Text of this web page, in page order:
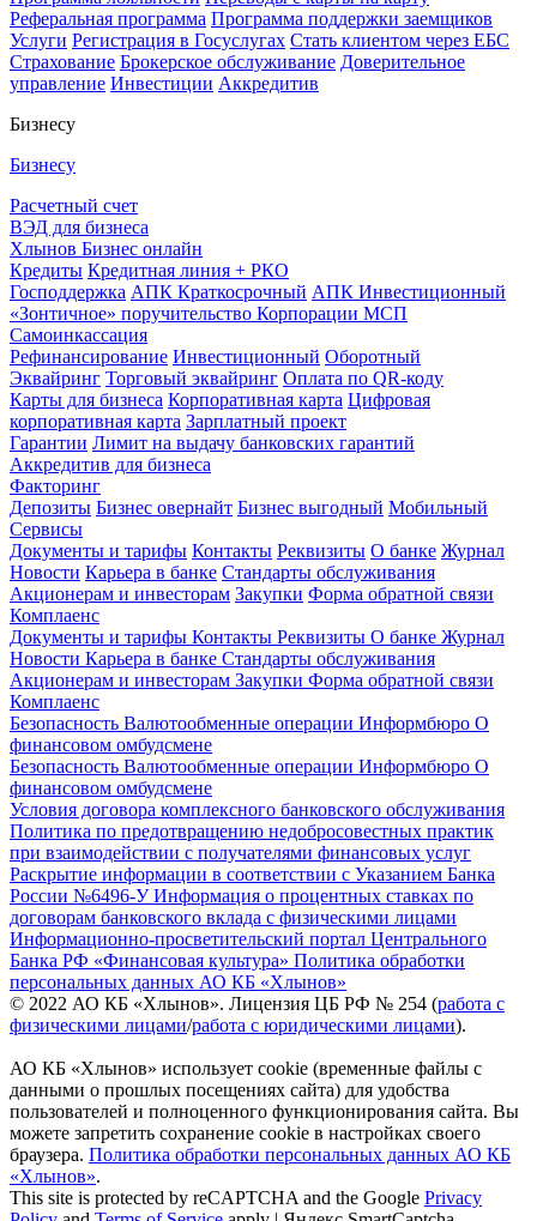
Реферальная программа Программа поддержки заемщиков
Услуги Регистрация в Госуслугах Стать клиентом через ЕБС
Страхование Брокерское обслуживание Доверительное
управление Инвестиции Аккредитив
Бизнесу
Бизнесу
Расчетный счет
ВЭД для бизнеса
Хлынов Бизнес онлайн
Кредиты Кредитная линия + РКО
Господдержка АПК Краткосрочный АПК Инвестиционный
«Зонтичное» поручительство Корпорации МСП
Самоинкассация
Рефинансирование Инвестиционный Оборотный
Эквайринг Торговый эквайринг Оплата по QR-коду
Карты для бизнеса Корпоративная карта Цифровая
корпоративная карта Зарплатный проект
Гарантии Лимит на выдачу банковских гарантий
Аккредитив для бизнеса
Факторинг
Депозиты Бизнес овернайт Бизнес выгодный Мобильный
Сервисы
Документы и тарифы Контакты Реквизиты О банке Журнал
Новости Карьера в банке Стандарты обслуживания
Акционерам и инвесторам Закупки Форма обратной связи
Комплаенс
Документы и тарифы Контакты Реквизиты О банке Журнал
Новости Карьера в банке Стандарты обслуживания
Акционерам и инвесторам Закупки Форма обратной связи
Комплаенс
Безопасность Валютообменные операции Информбюро О
финансовом омбудсмене
Безопасность Валютообменные операции Информбюро О
финансовом омбудсмене
Условия договора комплексного банковского обслуживания
Политика по предотвращению недобросовестных практик
при взаимодействии с получателями финансовых услуг
Раскрытие информации в соответствии с Указанием Банка
России №6496-УИнформация о процентных ставках по
договорам банковского вклада с физическими лицами
Информационно-просветительский портал Центрального
Банка РФ «Финансовая культура» Политика обработки
персональных данных АО КБ «Хлынов»
© 2022 АО КБ «Хлынов». Лицензия ЦБ РФ № 254 (работа с
физическими лицами/работа с юридическими лицами).
АО КБ «Хлынов» использует cookie (временные файлы с
данными о прошлых посещениях сайта) для удобства
пользователей и полноценного функционирования сайта. Вы
можете запретить сохранение cookie в настройках своего
браузера. Политика обработки персональных данных АО КБ
«Хлынов».
This site is protected by reCAPTCHA and the Google Privacy